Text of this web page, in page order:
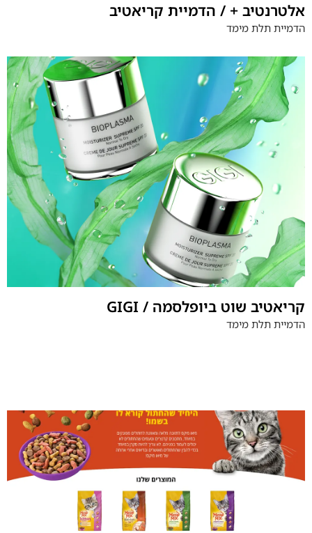
אלטרנטיב + / הדמיית קריאטיב
הדמיית תלת מימד
GIGI / קריאטיב שוט ביופלסמה
הדמיית תלת מימד